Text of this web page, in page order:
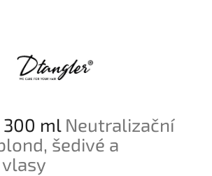
300 ml Neutralizační
šedivé a